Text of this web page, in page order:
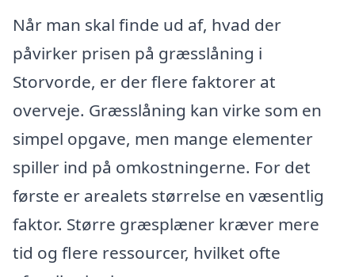
Når man skal finde ud af, hvad der
påvirker prisen på græsslåning i
Storvorde, er der flere faktorer at
overveje. Græsslåning kan virke som en
simpel opgave, men mange elementer
spiller ind på omkostningerne. For det
første er arealets størrelse en væsentlig
faktor. Større græsplæner kræver mere
tid og flere ressourcer, hvilket ofte